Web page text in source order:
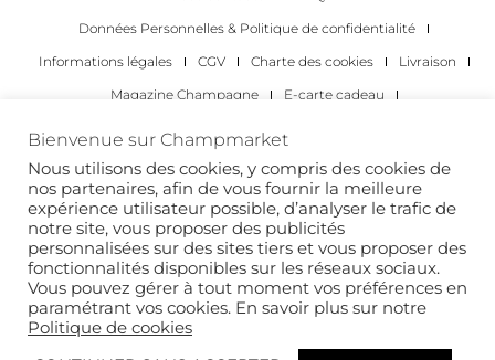
Données Personnelles & Politique de confidentialité
Informations légales
CGV Charte des cookies
Livraison
Magazine Champagne
E-carte cadeau
Les occasions pour déguster du champagne
Pour les particuliers
Pour les entreprises
Copyright 2022 © tous droits réservés. Champmarket.
Bienvenue sur Champmarket
Nous utilisons des cookies, y compris des cookies de
nos partenaires, afin de vous fournir la meilleure
expérience utilisateur possible, d’analyser le trafic de
notre site, vous proposer des publicités
personnalisées sur des sites tiers et vous proposer des
fonctionnalités disponibles sur les réseaux sociaux.
Vous pouvez gérer à tout moment vos préférences en
paramétrant vos cookies. En savoir plus sur notre
Politique de cookies